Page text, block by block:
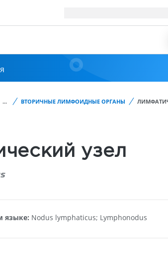
... ВТОРИЧНЫЕ ЛИМФОИДНЫЕ ОРГАНЫ
узел
языке: Nodus lymphaticus; Lymphonodus